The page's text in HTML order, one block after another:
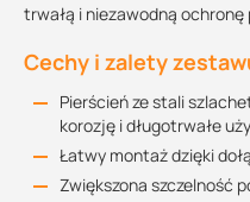
trwałą i niezawodną ochronę
Cechy i zalety
Pierścień ze stali
korozję i długotrwałe
Łatwy montaż dzięki
Zwiększona szczelność